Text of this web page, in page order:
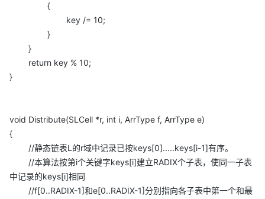
{
key /= 10;
}
}
return key % 10;
}
void Distribute(SLCell *r, int i, ArrType f, ArrType e)
{
//静态链表L的r域中记录已按keys[0].....keys[i-1]有序。
//本算法按第i个关键字keys[i]建立RADIX个子表，使同一子表
中记录的keys[i]相同
//f[0..RADIX-1]和e[0..RADIX-1]分别指向各子表中第一个和最